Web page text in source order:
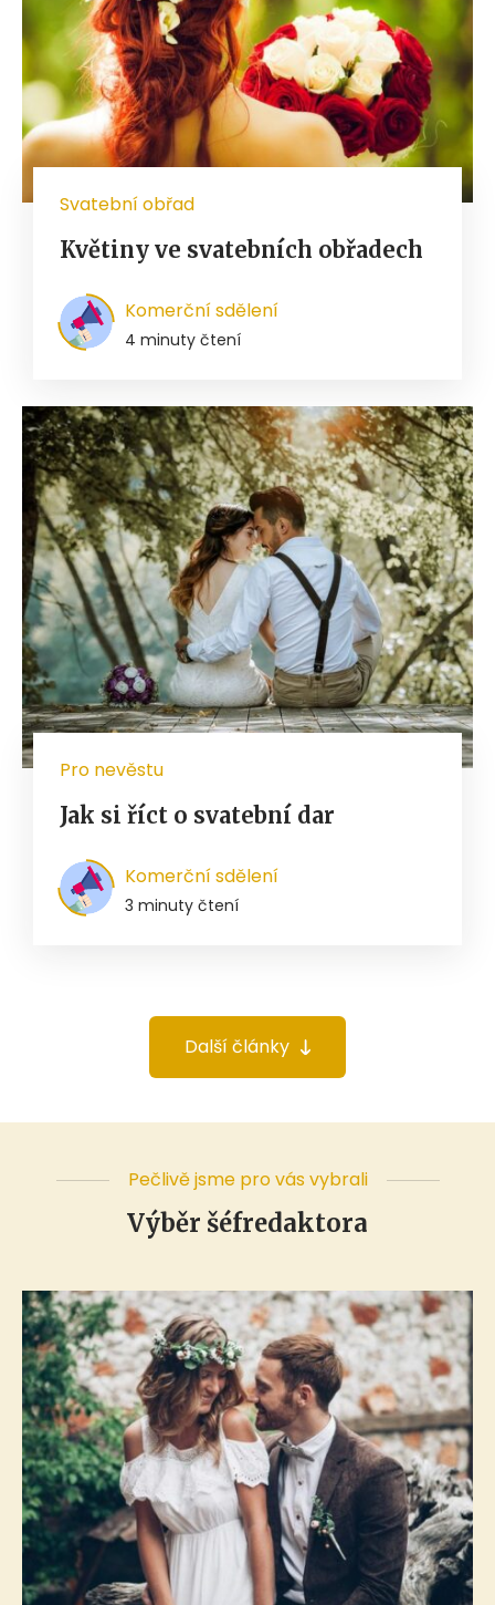
Svatební obřad
Květiny ve svatebních obřadech
Komerční sdělení
4 minuty čtení
Pro nevěstu
Jak si říct o svatební dar
Komerční sdělení
3 minuty čtení
Další články
Pečlivě jsme pro vás vybrali
Výběr šéfredaktora